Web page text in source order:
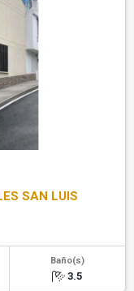
SAN LUIS
Baño(s)
3.5